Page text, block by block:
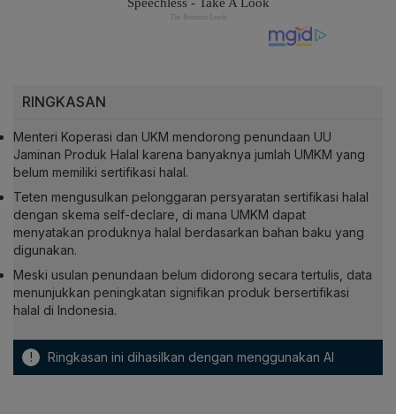
RINGKASAN
Menteri Koperasi dan UKM mendorong penundaan UU
Jaminan Produk Halal karena banyaknya jumlah UMKM yang
belum memiliki sertifikasi halal.
Teten mengusulkan pelonggaran persyaratan sertifikasi halal
dengan skema self-declare, di mana UMKM dapat
menyatakan produknya halal berdasarkan bahan baku yang
digunakan.
Meski usulan penundaan belum didorong secara tertulis, data
menunjukkan peningkatan signifikan produk bersertifikasi
halal di Indonesia.
! Ringkasan ini dihasilkan dengan menggunakan AI